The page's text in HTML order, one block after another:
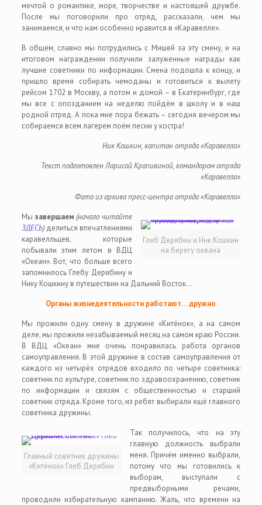
мечтой о романтике, море, творчестве и настоящей дружбе.
После мы поговорили про отряд, рассказали, чем мы
занимаемся, и что нам особенно нравится в «Каравелле».
В общем, славно мы потрудились с Мишей за эту смену, и на
итоговом награждении получили залуженные награды как
лучшие советники по информации. Смена подошла к концу, и
пришло время собирать чемоданы и готовиться к вылету
рейсом 1702 в Москву, а потом и домой – в Екатеринбург, где
мы все с опозданием на неделю пойдём в школу и в наш
родной отряд. А пока мне пора бежать – сегодня вечером мы
собираемся всем лагерем поём песни у костра!
Ник Кошкин, капитан отряда «Каравелла»
Текст подготовлен Ларисой Крапивиной, командором отряда
«Каравелла»
Фото из архива пресс-центра отряда «Каравелла»
Глеб Дерябин и Ник Кошкин
на берегу океана
Мы завершаем (начало читайте
ЗДЕСЬ)делиться впечатлениями
каравелльцев, которые
побывали этим летом в ВДЦ
«Океан». Вот, что больше всего
запомнилось Глебу Дерябину и
Нику Кошкину в путешествии на Дальний Восток…
Органы жизнедеятельности работают… дружно
Мы прожили одну смену в дружине «Китёнок», а на самом
деле, мы прожили незабываемый месяц на самом краю России.
В ВДЦ «Океан» мне очень понравилась работа органов
самоуправления. В этой дружине в состав самоуправления от
каждого из четырёх отрядов входило по четыре советника:
советник по культуре, советник по здравоохранению, советник
по информации и связям с общественностью и старший
советник отряда. Кроме того, из ребят выбирали ещё главного
советника дружины.
Главный советник дружины
«Китёнок» Глеб Дерябин
Так получилось, что на эту
главную должность выбрали
меня. Причём именно выбрали,
потому что мы готовились к
выборам, выступали с
предвыборными речами,
проводили избирательную кампанию. Жаль, что времени на